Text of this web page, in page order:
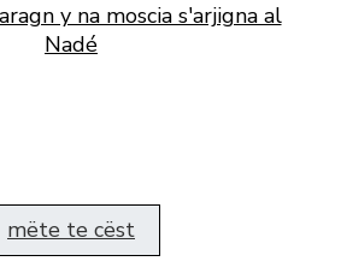
y na moscia s'arjigna al
Nadé
mëte te cëst